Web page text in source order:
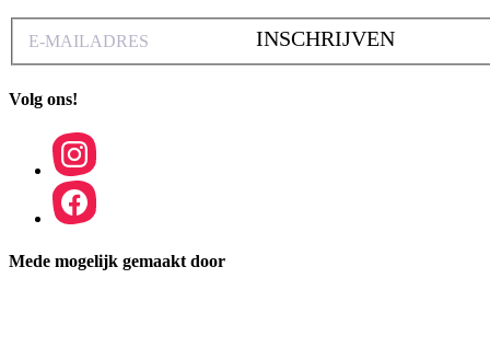
INSCHRIJVEN
Volg ons!
Mede mogelijk gemaakt door